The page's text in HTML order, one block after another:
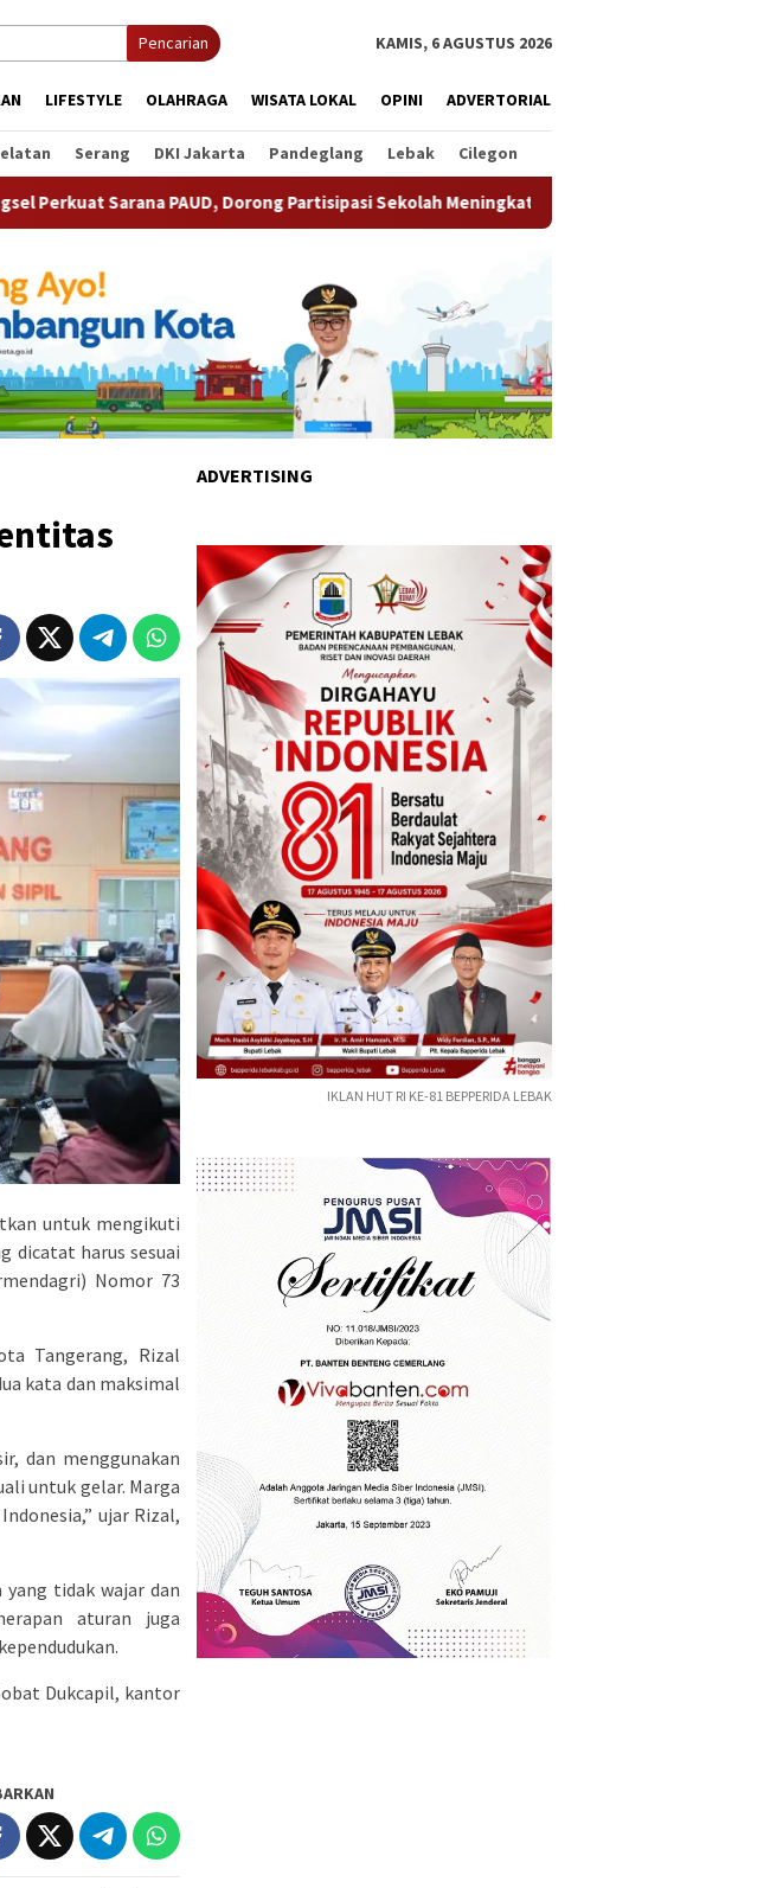
Pencarian KAMIS, 6 AGUSTUS 2026
LIFESTYLE OLAHRAGA WISATA LOKAL OPINI ADVERTORIAL
Serang DKI Jakarta Pandeglang Lebak Cilegon
PAUD, Dorong Partisipasi Sekolah Meningkat Pemkot Tangsel Matangkan Persiapan
untuk mengikuti
dicatat harus sesuai
Nomor 73
Tangerang, Rizal
kata dan maksimal
dan menggunakan
untuk gelar. Marga
ujar Rizal,
tidak wajar dan
aturan juga
Dukcapil, kantor
ADVERTISING
IKLAN HUT RI KE-81 BEPPERIDA LEBAK